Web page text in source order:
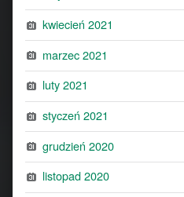
kwiecień 2021
marzec 2021
luty 2021
styczeń 2021
grudzień 2020
listopad 2020